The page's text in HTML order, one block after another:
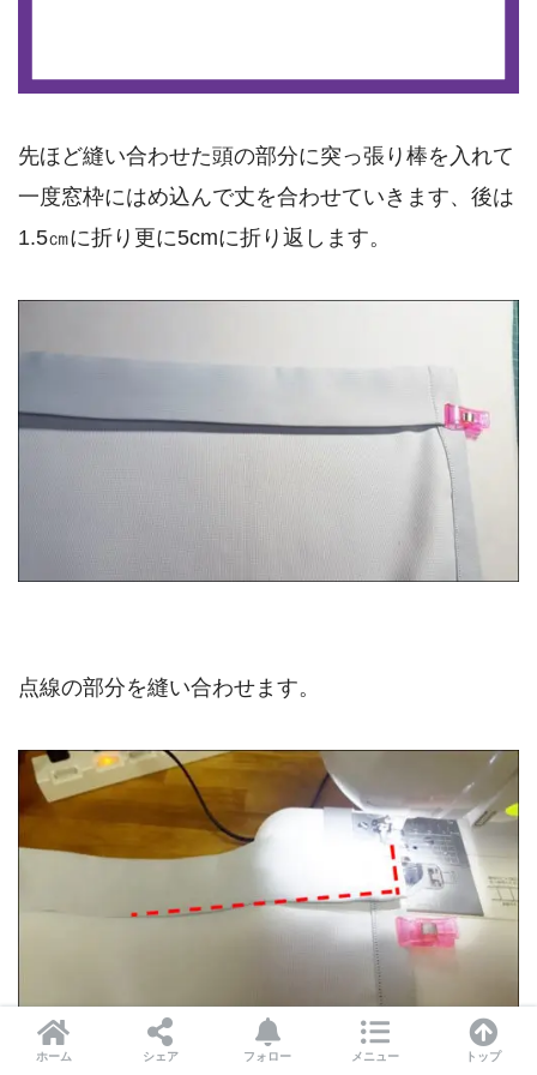
先ほど縫い合わせた頭の部分に突っ張り棒を入れて
一度窓枠にはめ込んで丈を合わせていきます、後は
1.5㎝に折り更に5cmに折り返します。
点線の部分を縫い合わせます。
ホーム シェア フォロー メニュー トップ